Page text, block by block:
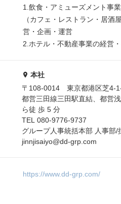
1.飲食・アミューズメント事業
（カフェ・レストラン・居酒
営・企画・運営
2.ホテル・不動産事業の経営
本社
〒108-0014 東京都港区芝4-
都営三田線三田駅直結、都営
ら徒 歩 5 分
TEL 080-9776-9737
グループ人事統括本部 人事
jinnjisaiyo@dd-grp.com
https://www.dd-grp.com/